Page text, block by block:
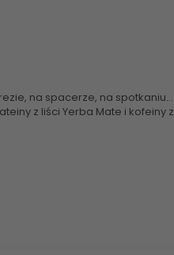
na spacerze, na spotkaniu…
z liści Yerba Mate i kofeiny z